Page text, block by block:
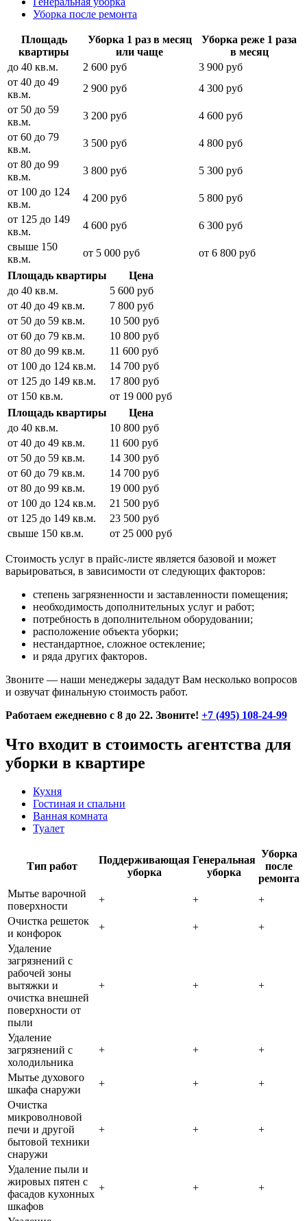
Уборка после ремонта
Площадь
квартиры
Уборка 1 раз в месяц
или чаще
Уборка реже 1 раза
в месяц
до 40 кв.м.
2 600 руб
3 900 руб
от 40 до 49
кв.м.
2 900 руб
4 300 руб
от 50 до 59
кв.м.
3 200 руб
4 600 руб
от 60 до 79
кв.м.
3 500 руб
4 800 руб
от 80 до 99
кв.м.
3 800 руб
5 300 руб
от 100 до 124
кв.м.
4 200 руб
5 800 руб
от 125 до 149
кв.м.
4 600 руб
6 300 руб
свыше 150
кв.м.
от 5 000 руб
от 6 800 руб
Площадь квартиры
Цена
до 40 кв.м.
5 600 руб
от 40 до 49 кв.м.
7 800 руб
от 50 до 59 кв.м.
10 500 руб
от 60 до 79 кв.м.
10 800 руб
от 80 до 99 кв.м.
11 600 руб
от 100 до 124 кв.м.
14 700 руб
от 125 до 149 кв.м.
17 800 руб
от 150 кв.м.
от 19 000 руб
Площадь квартиры
Цена
до 40 кв.м.
10 800 руб
от 40 до 49 кв.м.
11 600 руб
от 50 до 59 кв.м.
14 300 руб
от 60 до 79 кв.м.
14 700 руб
от 80 до 99 кв.м.
19 000 руб
от 100 до 124 кв.м.
21 500 руб
от 125 до 149 кв.м.
23 500 руб
свыше 150 кв.м.
от 25 000 руб
Стоимость услуг в прайс-листе является базовой и может
варьироваться, в зависимости от следующих факторов:
степень загрязненности и заставленности помещения;
необходимость дополнительных услуг и работ;
потребность в дополнительном оборудовании;
расположение объекта уборки;
нестандартное, сложное остекление;
и ряда других факторов.
Звоните — наши менеджеры зададут Вам несколько вопросов
и озвучат финальную стоимость работ.
Работаем ежедневно с 8 до 22. Звоните! +7 (495) 108-24-99
Что входит в стоимость агентства для
уборки в квартире
Кухня
Гостиная и спальни
Ванная комната
Туалет
Тип работ
Поддерживающая
уборка
Генеральная
уборка
Уборка
после
ремонта
Мытье варочной
поверхности
+ +
+
Очистка решеток
и конфорок
+ +
+
Удаление
загрязнений с
рабочей зоны
вытяжки и
очистка внешней
поверхности от
пыли
+ + +
Удаление
загрязнений с
холодильника
+ + +
Мытье духового
шкафа снаружи
+ +
+
Очистка
микроволновой
печи и другой
бытовой техники
снаружи
+ + +
Удаление пыли и
жировых пятен с
фасадов кухонных
шкафов
+ + +